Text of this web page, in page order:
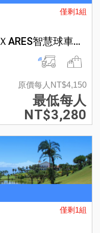
僅剩1組
【假日18洞上午場】南峰ＸARES智慧球車方案
原價每人NT$4,150
最低每人
NT$3,280
僅剩1組